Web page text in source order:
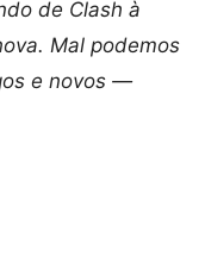
de Clash à
Mal podemos
e novos —